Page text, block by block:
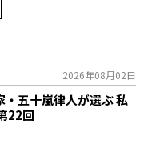
2026年08月02日
・五十嵐律人が選ぶ 私
22回